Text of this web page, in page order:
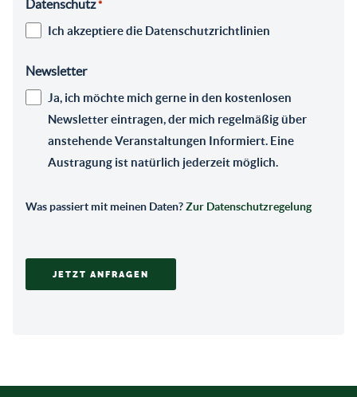
Datenschutz *
Ich akzeptiere die Datenschutzrichtlinien
Newsletter
Ja, ich möchte mich gerne in den kostenlosen
Newsletter eintragen, der mich regelmäßig über
anstehende Veranstaltungen Informiert. Eine
Austragung ist natürlich jederzeit möglich.
Was passiert mit meinen Daten?Zur Datenschutzregelung
JETZT ANFRAGEN